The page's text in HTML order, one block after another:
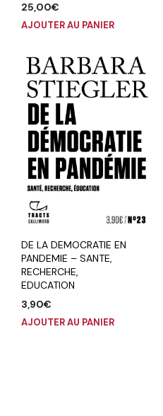
25,00€
AJOUTER AU PANIER
DE LA DEMOCRATIE EN
PANDEMIE – SANTE,
RECHERCHE,
EDUCATION
3,90€
AJOUTER AU PANIER